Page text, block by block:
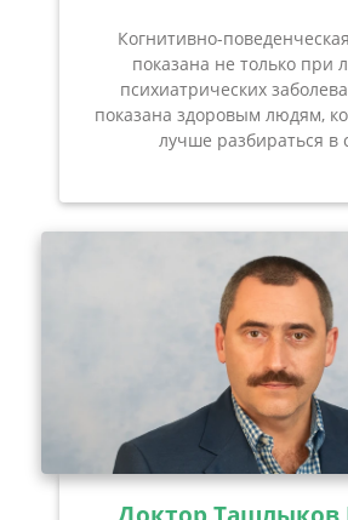
Когнитивно-
показана не только при
психиатрических
показана здоровым людям,
лучше разбираться в